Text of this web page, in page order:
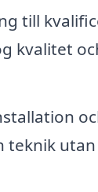
till
kvalitet
teknik